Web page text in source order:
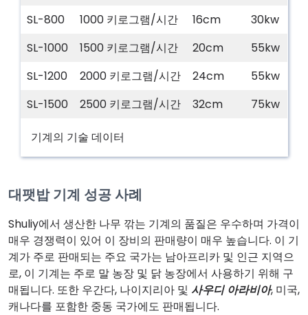
SL-800
1000 키로그램/시간 16cm
30kw
SL-1000
1500 키로그램/시간 20cm
55kw
SL-1200
2000 키로그램/시간 24cm
55kw
SL-1500
2500 키로그램/시간 32cm 75kw
기계의 기술 데이터
대팻밥 기계 성공 사례
Shuliy에서 생산한 나무 깎는 기계의 품질은 우수하며 가격이
매우 경쟁력이 있어 이 장비의 판매량이 매우 높습니다. 이 기
계가 주로 판매되는 주요 국가는 남아프리카 및 인근 지역으
로, 이 기계는 주로 말 농장 및 닭 농장에서 사용하기 위해 구
매됩니다. 또한 우간다, 나이지리아 및 사우디 아라비아, 미국,
캐나다를 포함한 중동 국가에도 판매됩니다.